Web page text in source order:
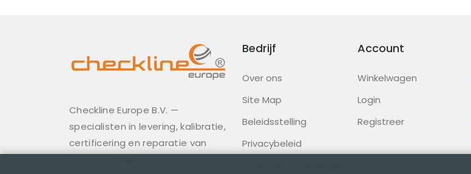
Checkline Europe B.V. —
specialisten in levering, kalibratie,
certificering en reparatie van
Bedrijf
Over ons
Site Map
Beleidsstelling
Privacybeleid
Account
Winkelwagen
Login
Registreer